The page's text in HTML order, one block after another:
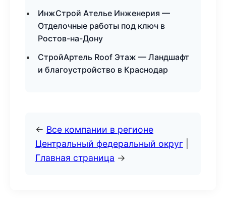
ИнжСтрой Ателье Инженерия —
Отделочные работы под ключ в
Ростов-на-Дону
СтройАртель Roof Этаж — Ландшафт
и благоустройство в Краснодар
← Все компании в регионе
Центральный федеральный округ
Главная страница →